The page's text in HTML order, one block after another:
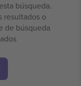
búsqueda.
resultados o
de búsqueda